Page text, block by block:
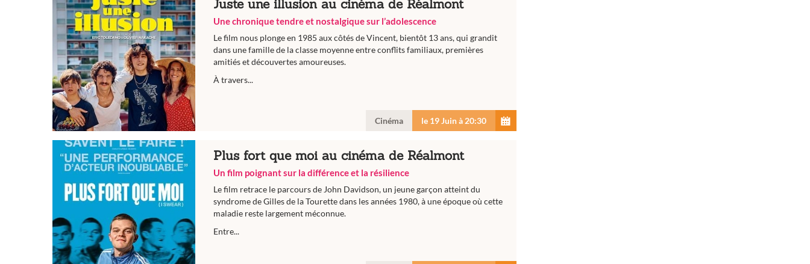
Juste une illusion au cinéma de Réalmont
Une chronique tendre et nostalgique sur l’adolescence
Le film nous plonge en 1985 aux côtés de Vincent, bientôt 13 ans, qui grandit
dans une famille de la classe moyenne entre conflits familiaux, premières
amitiés et découvertes amoureuses.
À travers...
Cinéma le 19 Juin à 20:30
Plus fort que moi au cinéma de Réalmont
Un film poignant sur la différence et la résilience
Le film retrace le parcours de John Davidson, un jeune garçon atteint du
syndrome de Gilles de la Tourette dans les années 1980, à une époque où cette
maladie reste largement méconnue.
Entre...